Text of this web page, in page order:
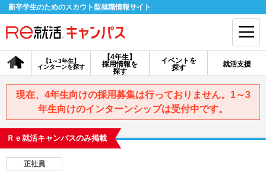
新卒学生のためのスカウト型就職情報サイト
【4年生】
採用情報を
探す
【1～3年生】
インターンを探す
イベントを
探す
就活支援
会員登録 ログイン
会員ID・パスワードを忘れた方はこちら
探す
【4年生】
現在、4年生向けの採用募集は行っておりません。1～3
年生向けのインターンシップは受付中です。
Ｒｅ就活キャンパスのみ掲載
正社員